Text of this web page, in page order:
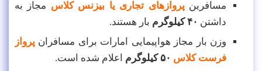
مسافرین پروازهای تجاری یا بیزنس کلاس مجاز به
داشتن
بار هستند.
وزن بار مجاز هواپیمایی امارات برای مسافران پرواز
فرست کلاس
اعلام شده است.